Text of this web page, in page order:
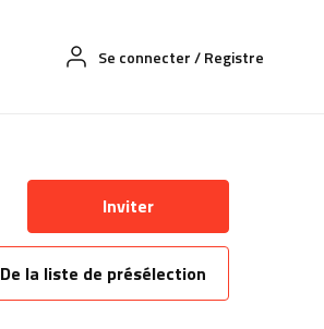
Se connecter/Registre
Inviter
De la liste de présélection